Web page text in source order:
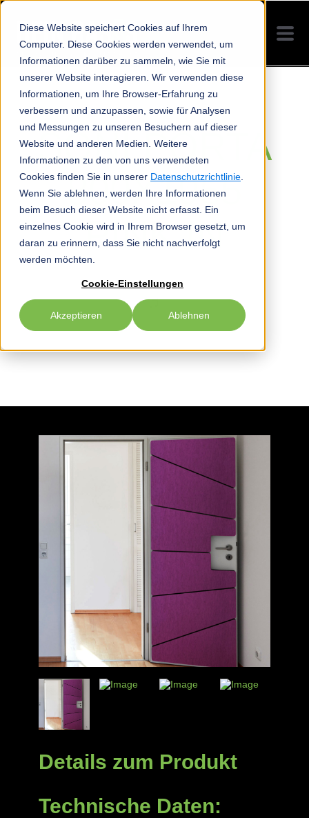
Diese Website speichert Cookies auf Ihrem
Computer. Diese Cookies werden verwendet, um
Informationen darüber zu sammeln, wie Sie mit
unserer Website interagieren. Wir verwenden diese
Informationen, um Ihre Browser-Erfahrung zu
verbessern und anzupassen, sowie für Analysen
und Messungen zu unseren Besuchern auf dieser
Website und anderen Medien. Weitere
Informationen zu den von uns verwendeten
Cookies finden Sie in unserer Datenschutzrichtlinie
Wenn Sie ablehnen, werden Ihre Informationen
beim Besuch dieser Website nicht erfasst. Ein
einzelnes Cookie wird in Ihrem Browser gesetzt, um
daran zu erinnern, dass Sie nicht nachverfolgt
werden möchten.
Cookie-Einstellungen
Akzeptieren Ablehnen
SONI PORTA
800X1955
PINK IN
Details zum Produkt
Technische Daten: